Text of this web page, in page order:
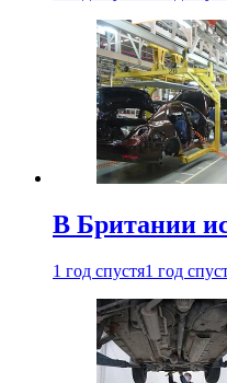
В Британии
1 год спустя1 год